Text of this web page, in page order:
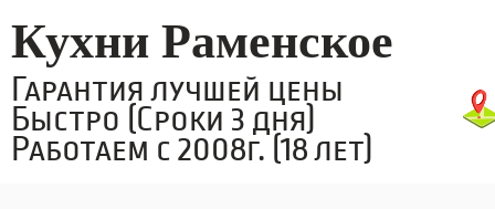
Кухни Раменское
Гарантия лучшей цены
Быстро (Сроки 3 дня)
Работаем с 2008г. (18 лет)